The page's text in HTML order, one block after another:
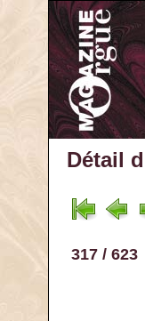
Détail
317 / 623